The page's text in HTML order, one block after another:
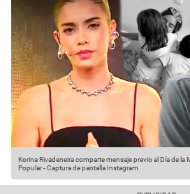
Korina Rivadeneira comparte mensaje previo al Día de la
Popular - Captura de pantalla Instagram